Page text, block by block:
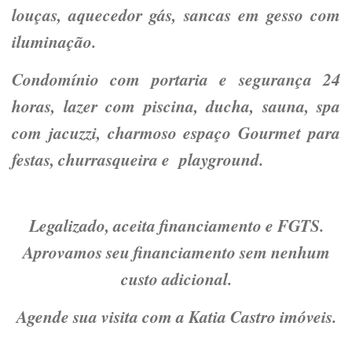
louças, aquecedor gás, sancas em gesso com
iluminação.
Condomínio com portaria e segurança 24
horas, lazer com piscina, ducha, sauna, spa
com jacuzzi, charmoso espaço Gourmet para
festas, churrasqueira e playground.
Legalizado, aceita financiamento e FGTS.
Aprovamos seu financiamento sem nenhum
custo adicional.
Agende sua visita com a Katia Castro imóveis.